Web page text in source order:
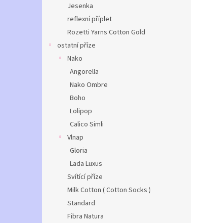
Jesenka
reflexní příplet
Rozetti Yarns Cotton Gold
ostatní příze
Nako
Angorella
Nako Ombre
Boho
Lolipop
Calico Simli
Vlnap
Gloria
Lada Luxus
Svítící příze
Milk Cotton ( Cotton Socks )
Standard
Fibra Natura